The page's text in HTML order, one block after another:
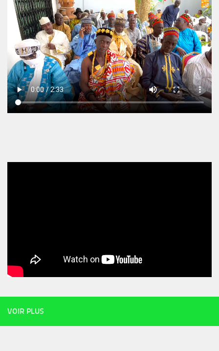
VOIR PLUS